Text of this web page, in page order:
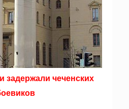
задержали чеченских